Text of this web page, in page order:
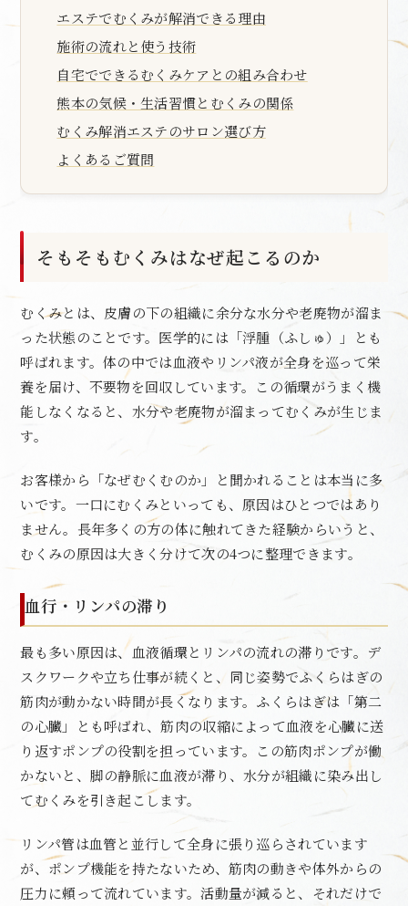
エステでむくみが解消できる理由
施術の流れと使う技術
自宅でできるむくみケアとの組み合わせ
熊本の気候・生活習慣とむくみの関係
むくみ解消エステのサロン選び方
よくあるご質問
そもそもむくみはなぜ起こるのか
むくみとは、皮膚の下の組織に余分な水分や老廃物が溜ま
った状態のことです。医学的には「浮腫（ふしゅ）」とも
呼ばれます。体の中では血液やリンパ液が全身を巡って栄
養を届け、不要物を回収しています。この循環がうまく機
能しなくなると、水分や老廃物が溜まってむくみが生じま
す。
お客様から「なぜむくむのか」と聞かれることは本当に多
いです。一口にむくみといっても、原因はひとつではあり
ません。長年多くの方の体に触れてきた経験からいうと、
むくみの原因は大きく分けて次の4つに整理できます。
血行・リンパの滞り
最も多い原因は、血液循環とリンパの流れの滞りです。デ
スクワークや立ち仕事が続くと、同じ姿勢でふくらはぎの
筋肉が動かない時間が長くなります。ふくらはぎは「第二
の心臓」とも呼ばれ、筋肉の収縮によって血液を心臓に送
り返すポンプの役割を担っています。この筋肉ポンプが働
かないと、脚の静脈に血液が滞り、水分が組織に染み出し
てむくみを引き起こします。
リンパ管は血管と並行して全身に張り巡らされています
が、ポンプ機能を持たないため、筋肉の動きや体外からの
圧力に頼って流れています。活動量が減ると、それだけで